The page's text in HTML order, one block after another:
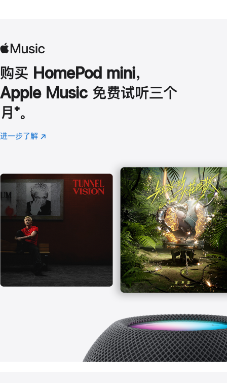
购买 HomePod mini，
Apple Music 免费试听三个
月 脚
注
⁺。
进一步了解 Apple
(在
口
中
打
开)